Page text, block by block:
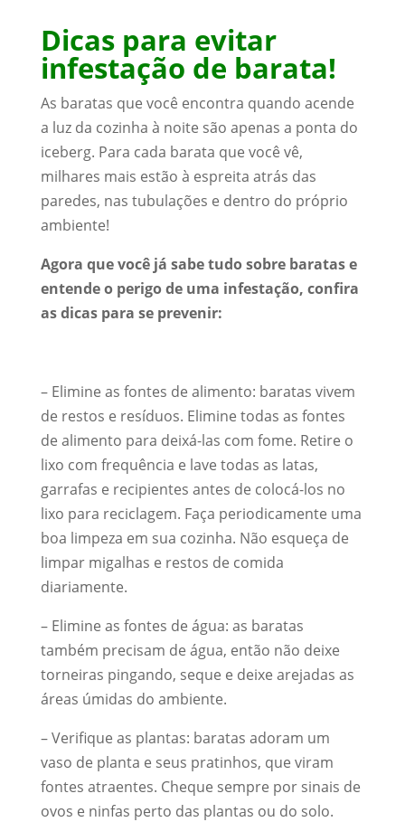
Dicas para evitar
infestação de barata!
As baratas que você encontra quando acende
a luz da cozinha à noite são apenas a ponta do
iceberg. Para cada barata que você vê,
milhares mais estão à espreita atrás das
paredes, nas tubulações e dentro do próprio
ambiente!
Agora que você já sabe tudo sobre baratas e
entende o perigo de uma infestação, confira
as dicas para se prevenir:
– Elimine as fontes de alimento: baratas vivem
de restos e resíduos. Elimine todas as fontes
de alimento para deixá-las com fome. Retire o
lixo com frequência e lave todas as latas,
garrafas e recipientes antes de colocá-los no
lixo para reciclagem. Faça periodicamente uma
boa limpeza em sua cozinha. Não esqueça de
limpar migalhas e restos de comida
diariamente.
– Elimine as fontes de água: as baratas
também precisam de água, então não deixe
torneiras pingando, seque e deixe arejadas as
áreas úmidas do ambiente.
– Verifique as plantas: baratas adoram um
vaso de planta e seus pratinhos, que viram
fontes atraentes. Cheque sempre por sinais de
ovos e ninfas perto das plantas ou do solo.